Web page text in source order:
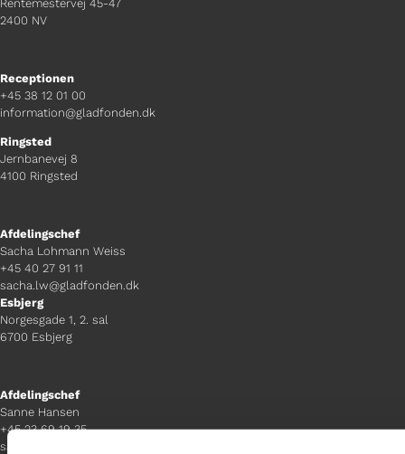
Rentemestervej 45-47
2400 NV
Receptionen
+45 38 12 01 00
information@gladfonden.dk
Ringsted
Jernbanevej 8
4100 Ringsted
Afdelingschef
Sacha Lohmann Weiss
+45 40 27 91 11
sacha.lw@gladfonden.dk
Esbjerg
Norgesgade 1, 2. sal
6700 Esbjerg
Afdelingschef
Sanne Hansen
+45 23 69 19 35
sanne.h@gladfonden.dk